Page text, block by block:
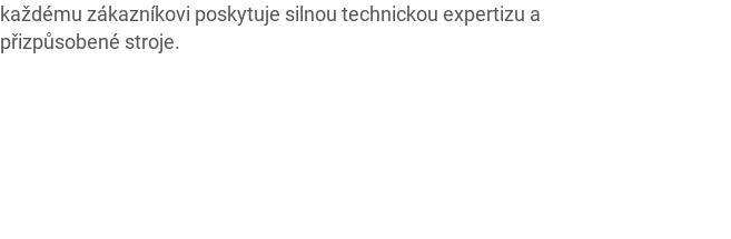
každému zákazníkovi poskytuje silnou technickou expertizu a
přizpůsobené stroje.